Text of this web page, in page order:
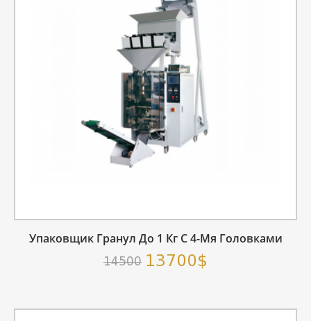
Упаковщик Гранул До 1 Кг С 4-Мя Головками
14500 13700$